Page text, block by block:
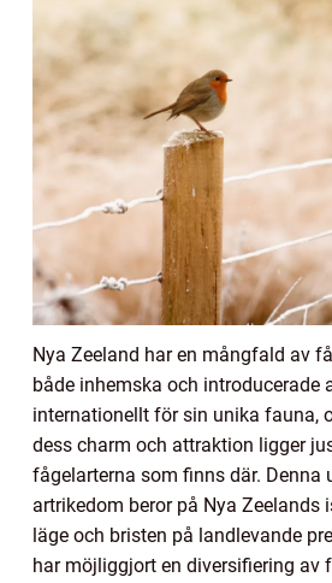
Nya Zeeland har en mångfald av
både inhemska och introducerade
internationellt för sin unika fauna,
dess charm och attraktion ligger
fågelarterna som finns där. Denna
artrikedom beror på Nya Zeelands
läge och bristen på landlevande
har möjliggjort en diversifiering av